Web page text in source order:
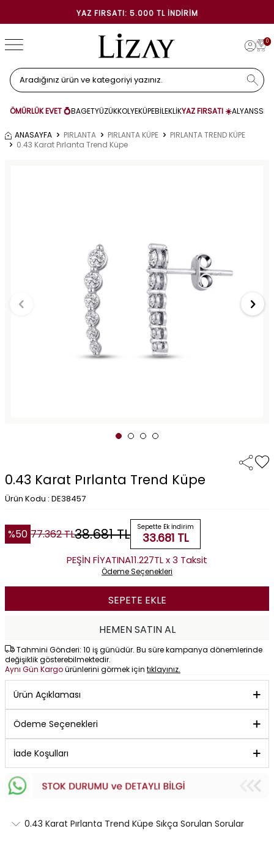
YAZ FIRSATI: 5.000 TL İNDIRIM
0
ÖMÜRLÜK EVET 💍BAGETYÜZÜKKOLYEKÜPEBİLEKLİKYAZ FIRSATI ☀️ALYANS
ANASAYFA PIRLANTA PIRLANTA KÜPE
PIRLANTA TREND KÜPE
0.43 Karat Pırlanta Trend Küpe
0.43 Karat Pırlanta Trend Küpe
Ürün Kodu : DE38457
%50 77.362TL38.681TL Sepette Ek İndirim
33.681 TL
PEŞİN FİYATINA11.227TL x 3 Taksit
Ödeme Seçenekleri
SEPETE EKLE
HEMEN SATIN AL
Tahmini Gönderi: 10 iş günüdür. Bu süre kampanya dönemlerinde
değişiklik gösterebilmektedir.
Aynı Gün Kargoürünlerini görmek için tıklayınız.
Ürün Açıklaması
Ödeme Seçenekleri
İade Koşulları
0.43 Karat Pırlanta Trend Küpe Sıkça Sorulan Sorular